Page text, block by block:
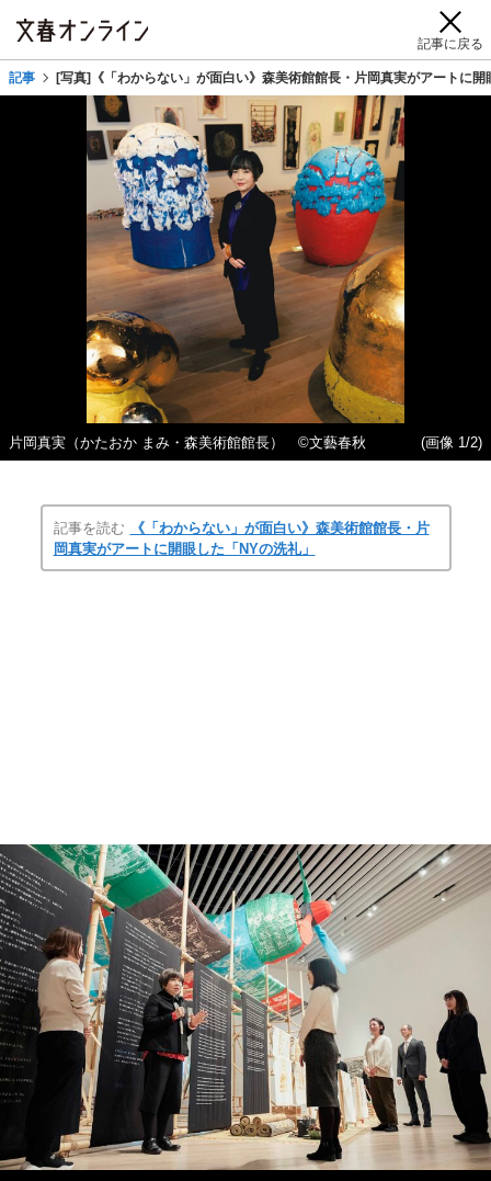
記事に戻る
記事 [写真]《「わからない」が面白い》森美術館館長・片岡真実がアートに
片岡真実（かたおか まみ・森美術館館長） ©文藝春秋 (画像 1/2)
記事を読む
《「わからない」が面白い》森美術館館長・片
岡真実がアートに開眼した「NYの洗礼」